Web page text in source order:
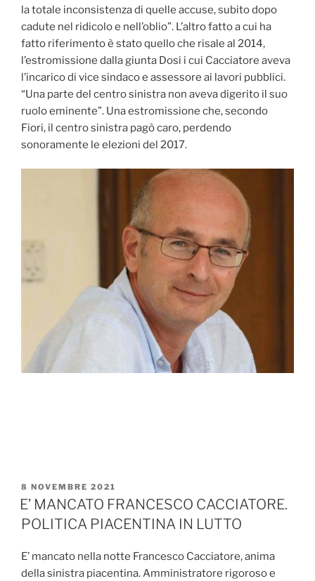
la totale inconsistenza di quelle accuse, subito dopo
cadute nel ridicolo e nell’oblio”. L’altro fatto a cui ha
fatto riferimento è stato quello che risale al 2014,
l’estromissione dalla giunta Dosi i cui Cacciatore aveva
l’incarico di vice sindaco e assessore ai lavori pubblici.
“Una parte del centro sinistra non aveva digerito il suo
ruolo eminente”. Una estromissione che, secondo
Fiori, il centro sinistra pagò caro, perdendo
sonoramente le elezioni del 2017.
PUBBLICATO
IL
8 NOVEMBRE 2021
E’ MANCATO FRANCESCO CACCIATORE.
POLITICA PIACENTINA IN LUTTO
E’ mancato nella notte Francesco Cacciatore, anima
della sinistra piacentina. Amministratore rigoroso e